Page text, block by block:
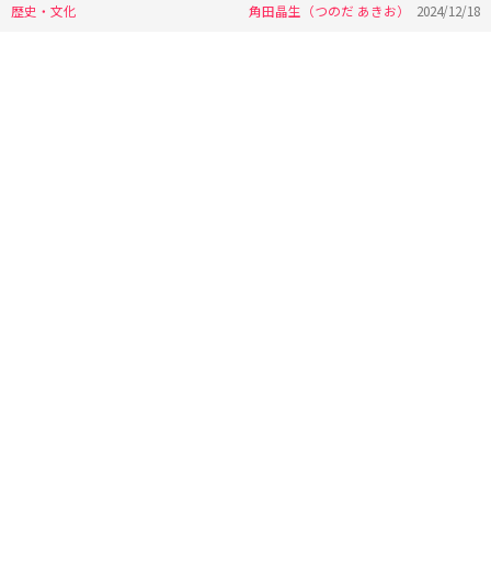
歴史・文化 角田晶生（つのだ あきお） 2024/12/18